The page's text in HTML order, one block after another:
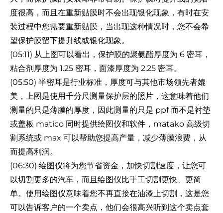
度很高，而且在重新贴膜时不会出现银化现象，有时在安
装过程中您需要重新贴膜，当出现这种情况时，您不会希
望保护膜留下提升线或银化现象。
(05:11) 从上图可以看出，保护膜的聚氨酯厚度为 6 密耳，
粘合剂厚度为 1.25 密耳，面漆厚度为 2.25 密耳。
(05:50) 半密耳是行业标准，厚度可与其他市场领先者媲
美，上图是使用千分尺测量保护层的照片，这意味着他们
测量的只是薄膜的厚度，因此测量的只是 ppf 而不是衬垫
或盖板 matico 同时提供绘图仪和软件，matako 高级切
割系统或 max 可以帮助您提高产量，减少薄膜浪费，从
而提高利润。
(06:30) 绘图仪将为您节省资金，加快切割速度，让您可
以切割更多的汽车，而且绘图仪比手工切割更快、更简
单。使用绘图仪意味着您不再直接在油漆上切割，这是您
可以告诉客户的一个卖点，他们会很高兴听到这个卖点套